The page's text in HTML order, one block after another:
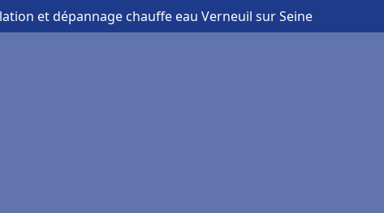
et dépannage chauffe eau Verneuil sur Seine